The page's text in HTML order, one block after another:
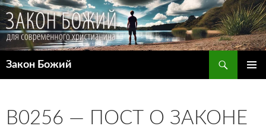
Закон Божий
B0256 — ПОСТ О ЗАКОНЕ